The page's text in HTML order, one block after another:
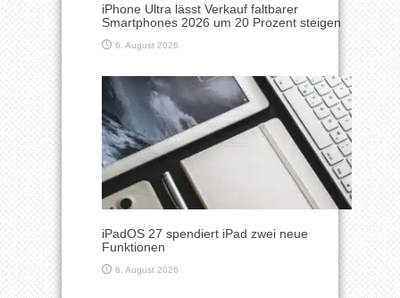
iPhone Ultra lässt Verkauf faltbarer
Smartphones 2026 um 20 Prozent steigen
6. August 2026
iPadOS 27 spendiert iPad zwei neue
Funktionen
6. August 2026